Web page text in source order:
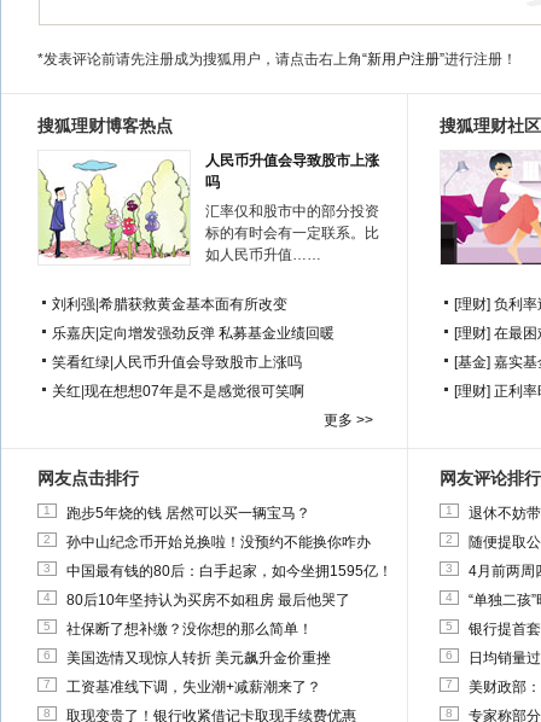
*发表评论前请先注册成为搜狐用户，请点击右上角“新用户注册”进行注册！
搜狐理财博客热点
人民币升值会导致股市上涨
吗
汇率仅和股市中的部分投资
标的有时会有一定联系。比
如人民币升值……
刘利强 希腊获救黄金基本面有所改变
乐嘉庆 定向增发强劲反弹 私募基金业绩回暖
笑看红绿 人民币升值会导致股市上涨吗
关红 现在想想07年是不是感觉很可笑啊
更多 >>
搜狐理财社
[理财] 负利率
[理财] 在最困
[基金] 嘉实基
[理财] 正利率
网友点击排行
1 跑步5年烧的钱 居然可以买一辆宝马？
2 孙中山纪念币开始兑换啦！没预约不能换你咋办
3 中国最有钱的80后：白手起家，如今坐拥1595亿！
4 80后10年坚持认为买房不如租房 最后他哭了
5 社保断了想补缴？没你想的那么简单！
6 美国选情又现惊人转折 美元飙升金价重挫
7 工资基准线下调，失业潮+减薪潮来了？
8 取现变贵了！银行收紧借记卡取现手续费优惠
网友评论排行
1 退休不妨
2 随便提取
3 4月前两周
4 “单独二孩
5 银行提首
6 日均销量
7 美财政部
8 专家称部